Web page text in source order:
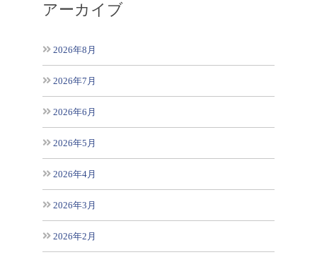
アーカイブ
2026年8月
2026年7月
2026年6月
2026年5月
2026年4月
2026年3月
2026年2月